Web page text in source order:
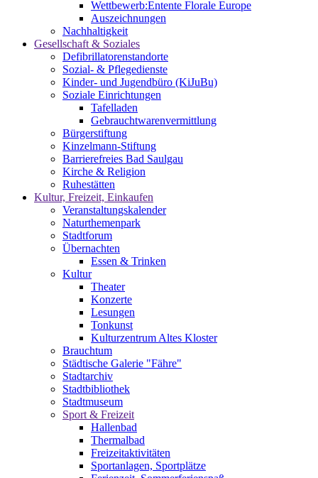
Wettbewerb:Entente Florale Europe
Auszeichnungen
Nachhaltigkeit
Gesellschaft & Soziales
Defibrillatorenstandorte
Sozial- & Pflegedienste
Kinder- und Jugendbüro (KiJuBu)
Soziale Einrichtungen
Tafelladen
Gebrauchtwarenvermittlung
Bürgerstiftung
Kinzelmann-Stiftung
Barrierefreies Bad Saulgau
Kirche & Religion
Ruhestätten
Kultur, Freizeit, Einkaufen
Veranstaltungskalender
Naturthemenpark
Stadtforum
Übernachten
Essen & Trinken
Kultur
Theater
Konzerte
Lesungen
Tonkunst
Kulturzentrum Altes Kloster
Brauchtum
Städtische Galerie "Fähre"
Stadtarchiv
Stadtbibliothek
Stadtmuseum
Sport & Freizeit
Hallenbad
Thermalbad
Freizeitaktivitäten
Sportanlagen, Sportplätze